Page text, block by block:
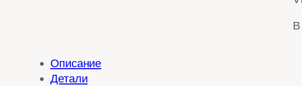
В
Описание
Детали